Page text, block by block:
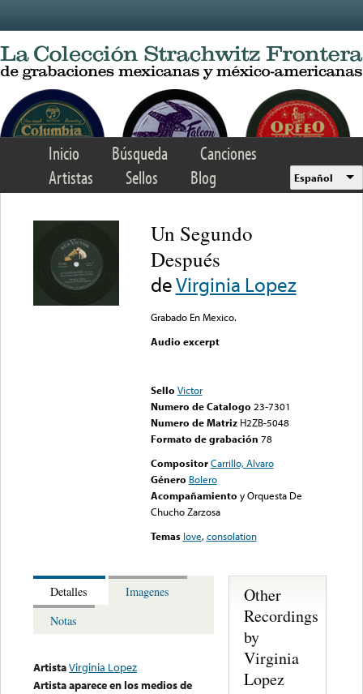
Inicio Búsqueda
Canciones
Artistas
Sellos Blog Español
Un Segundo
Después
deVirginia Lopez
Grabado En Mexico.
Audio excerpt
Sello Victor
Numero de Catalogo 23-7301
Numero de Matriz H2ZB-5048
Formato de grabación 78
Compositor Carrillo, Alvaro
Género Bolero
Acompañamiento y Orquesta De
Chucho Zarzosa
Temas love,consolation
Detalles
Imagenes
Notas
ArtistaVirginia Lopez
Artista aparece en los medios de
Other
Recordings
by
Virginia
Lopez